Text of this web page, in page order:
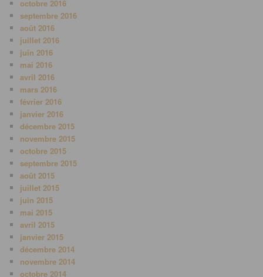
octobre 2016
septembre 2016
août 2016
juillet 2016
juin 2016
mai 2016
avril 2016
mars 2016
février 2016
janvier 2016
décembre 2015
novembre 2015
octobre 2015
septembre 2015
août 2015
juillet 2015
juin 2015
mai 2015
avril 2015
janvier 2015
décembre 2014
novembre 2014
octobre 2014